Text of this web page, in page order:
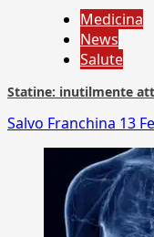
Medicina
News
Salute
Statine: inutilmente
Salvo Franchina 13